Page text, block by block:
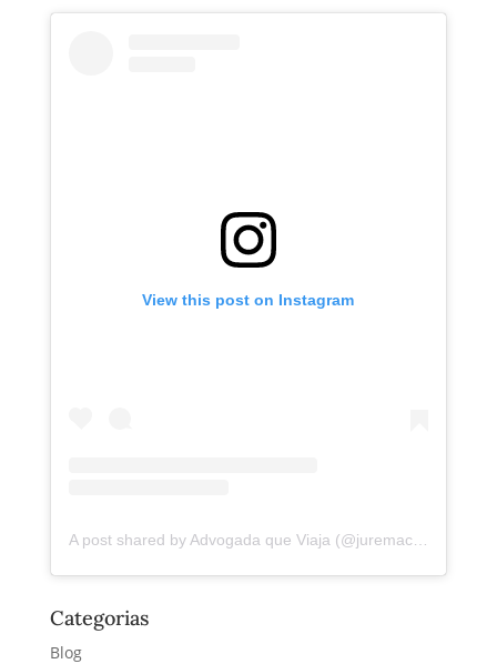
View this post on Instagram
A post shared by Advogada que Viaja (@juremacintra)
Categorias
Blog